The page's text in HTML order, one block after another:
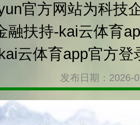
官方网站为科技
融扶持-kai云体育
云体育app官方登
发布日期：